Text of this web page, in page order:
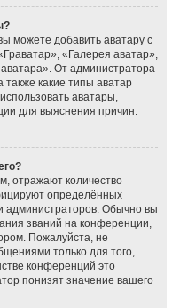
можете добавить аватару с
«Галерея аватар»,
От администратора
также какие типы аватар
аватары,
для выяснения причин.
отражают количество
определённых
администраторов. Обычно вы
званий на конференции,
Пожалуйста, не
только для того,
конференций это
понизят значение вашего